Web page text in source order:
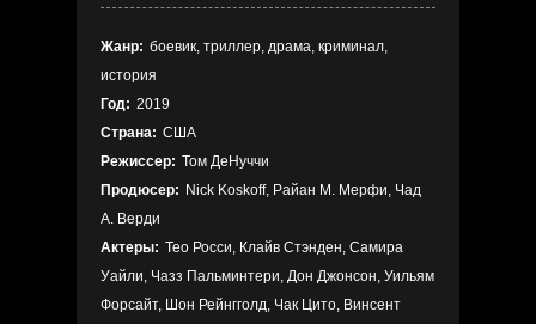
Жанр: боевик, триллер, драма, криминал,
история
Год: 2019
Страна: США
Режиссер: Том ДеНуччи
Продюсер: Nick Koskoff, Райан М. Мерфи, Чад
А. Верди
Актеры: Тео Росси, Клайв Стэнден, Самира
Уайли, Чазз Пальминтери, Дон Джонсон, Уильям
Форсайт, Шон Рейнгголд, Чак Цито, Винсент